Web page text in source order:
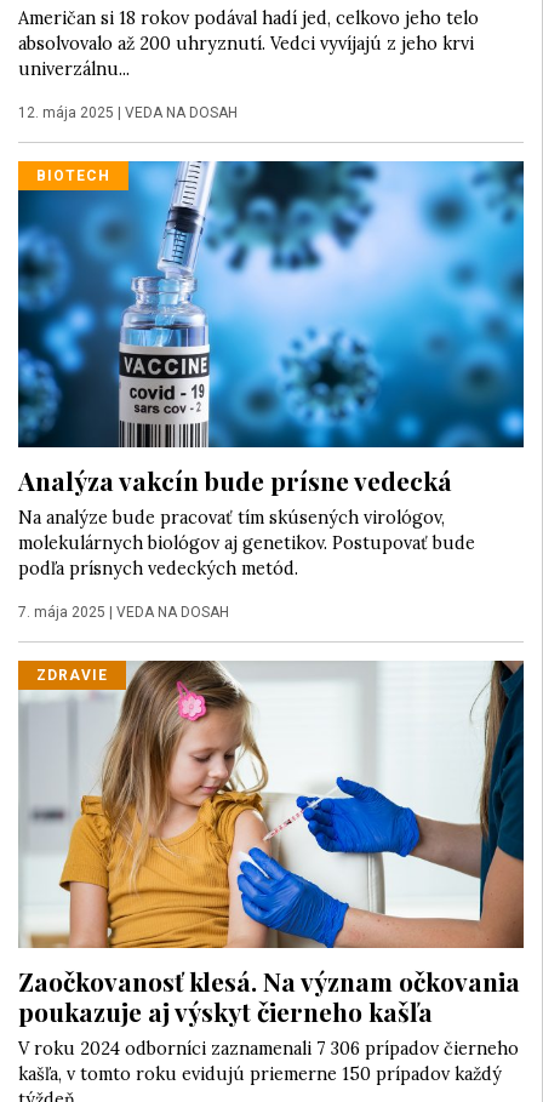
Američan si 18 rokov podával hadí jed, celkovo jeho telo
absolvovalo až 200 uhryznutí. Vedci vyvíjajú z jeho krvi
univerzálnu...
12. mája 2025 VEDA NA DOSAH
BIOTECH
Analýza vakcín bude prísne vedecká
Na analýze bude pracovať tím skúsených virológov,
molekulárnych biológov aj genetikov. Postupovať bude
podľa prísnych vedeckých metód.
7. mája 2025 VEDA NA DOSAH
ZDRAVIE
Zaočkovanosť klesá. Na význam očkovania
poukazuje aj výskyt čierneho kašľa
V roku 2024 odborníci zaznamenali 7 306 prípadov čierneho
kašľa, v tomto roku evidujú priemerne 150 prípadov každý